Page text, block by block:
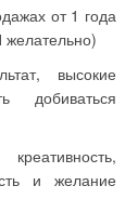
от 1 года
желательно)
высокие
добиваться
и желание